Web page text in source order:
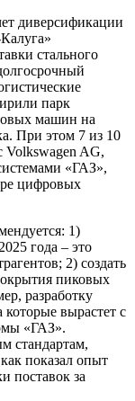
диверсификации
стального
парк
машин на
При этом 7 из 10
Volkswagen AG,
«ГАЗ»,
цифровых
1)
года – это
2) создать
пиковых
разработку
вырастет с
«ГАЗ».
стандартам,
показал опыт
поставок за